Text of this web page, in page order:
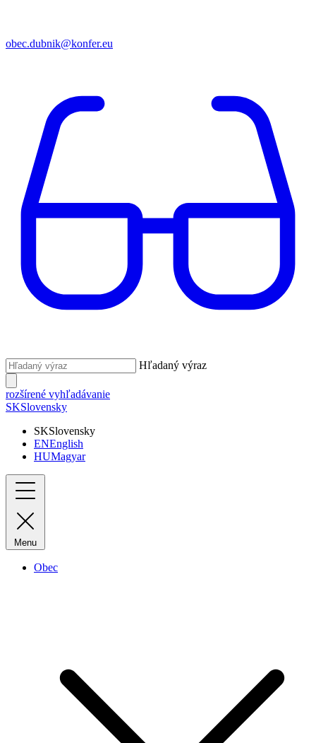
obec.dubnik@konfer.eu
Hľadaný výraz
rozšírené vyhľadávanie
SKSlovensky
SKSlovensky
ENEnglish
HUMagyar
Menu
Obec